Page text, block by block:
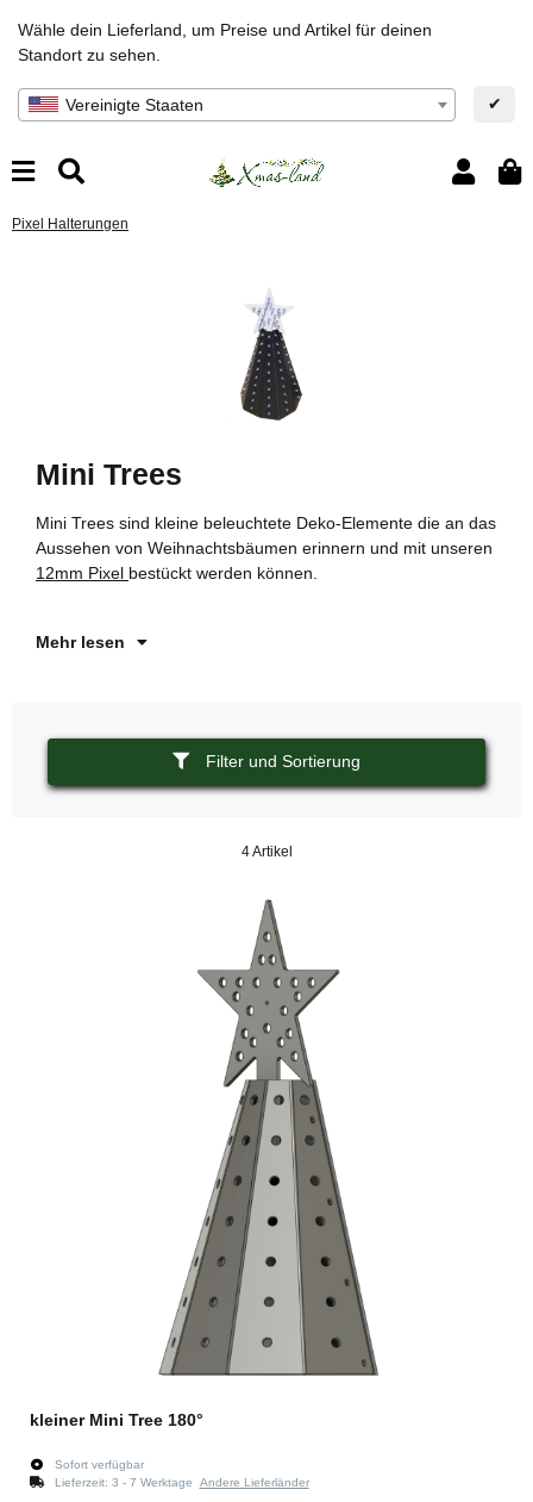
Wähle dein Lieferland, um Preise und Artikel für deinen
Standort zu sehen.
Vereinigte Staaten ✔
Pixel Halterungen
Mini Trees
Mini Trees sind kleine beleuchtete Deko-Elemente die an das
Aussehen von Weihnachtsbäumen erinnern und mit unseren
12mm Pixel bestückt werden können.
Mehr lesen
Filter und Sortierung
4 Artikel
kleiner Mini Tree 180°
Sofort verfügbar
Lieferzeit: 3 - 7 Werktage Andere Lieferländer